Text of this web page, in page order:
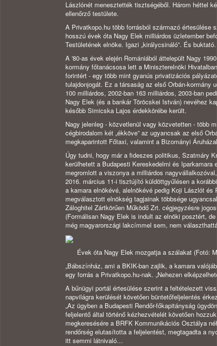
Lászlónét menesztették tisztségéből. Három héttel
ellenőrző testülete.
A Privatkopo.hu több forrásból származó értesülése
hosszú évek óta Nagy Elek milliárdos üzletember
Testületének elnöke. Igazi „királycsináló”. És buktató.
A '80-as évek elején Romániából áttelepült Nagy
kormány főtanácsosa lett a Miniszterelnöki
forintért - egy több mint gyanús privatizációs
tulajdonjogát. Ez a társaság az első Orbán-kormány
100 milliárdos, 2002-ban 163 milliárdos, 2003-ban
Nagy Elek (és a bankár Töröcskei István) nevéhez
később Simicska Lajos érdekkörébe került.
Nagy jelenleg - közvetlenül vagy közvetetten - több
cégbirodalom két „ékköve” az ugyancsak az első
megkaparintott Főtaxi, valamint a Bizományi
Úgy tudni, hogy már a fideszes politikus, Szatmáry
kerülhetett a Budapesti Kereskedelmi és
megromlott a viszonya a milliárdos
2016. március 11-i tisztújító küldöttgyűlésen a
a kamara elnökévé, alelnökévé pedig Koji Lászlót
megválasztott elnökség tagjainak többsége
Záloghitel Zártkörűen Működő Zrt. cégjegyzésre
(Formálisan Nagy Elek is indult az elnöki posztért,
még magyarországi lakcímmel sem, nem
Évek óta Nagy Elek mozgatja a szálakat (Fotó:
„Bábszínház, ami a BKIK-ban zajlik, a kamara
egy forrás a Privatkopo.hu-nak. „Nehezen
A bűnügyi portál értesülése szerint a feltételezett
napvilágra kerülését követően büntetőfeljelentés
„Az ügyben a Budapesti Rendőr-főkapitányság
feljelentő által történő kézhezvételét követően
megkeresésére a BRFK Kommunikációs Osztálya
rendőrség elutasította a feljelentést, megtagadta a
itt semmi látnivaló…